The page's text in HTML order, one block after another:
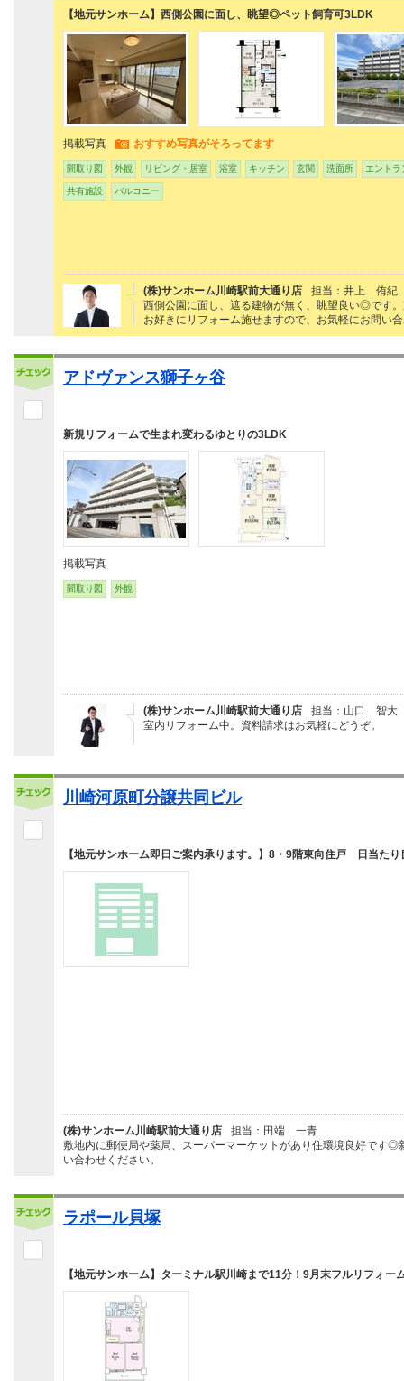
【地元サンホーム】西側公園に面し、眺望◎ペット飼育可3LDK
掲載写真 おすすめ写真がそろってます
間取り図 外観 リビング・居室 浴室 キッチン 玄関 洗面所 エントラ
共有施設 バルコニー
(株)サンホーム川崎駅前大通り店
担当：井上 侑紀
西側公園に面し、遮る建物が無く、眺望良い◎です
お好きにリフォーム施せますので、お気軽にお問い
アドヴァンス獅子ヶ谷
新規リフォームで生まれ変わるゆとりの3LDK
掲載写真
間取り図 外観
(株)サンホーム川崎駅前大通り店
担当：山口 智大
室内リフォーム中。資料請求はお気軽にどうぞ。
川崎河原町分譲共同ビル
【地元サンホーム即日ご案内承ります。】8・9階東向住戸 日当た
(株)サンホーム川崎駅前大通り店
担当：田端 一青
敷地内に郵便局や薬局、スーパーマーケットがあり住環境良好です
い合わせください。
ラポール貝塚
【地元サンホーム】ターミナル駅川崎まで11分！9月末フルリフォー